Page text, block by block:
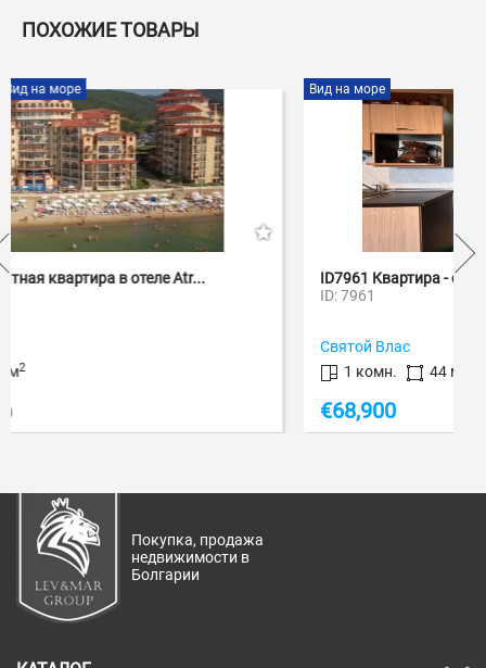
ПОХОЖИЕ ТОВАРЫ
Вид на море
ID7961 Квартира - студия в ЖК Вилла Марина
Покупка, продажа
недвижимости в
Болгарии